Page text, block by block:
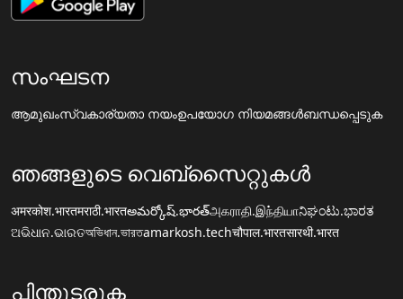
സംഘടന
ആമുഖംസ്വകാര്യതാ നയംഉപയോഗ നിയമങ്ങൾബന്ധപ്പെടുക
ഞങ്ങളുടെ വെബ്സൈറ്റുകൾ
अमरकोश.भारतमराठी.भारतఅమర్కోష్.భారత్அகராதி.இந்தியாನಿಘಂಟು.ಭಾರತ
ଅଭିଧାନ.ଭାରତঅভিধান.ভারতamarkosh.techचौपाल.भारतसारथी.भारत
പിന്തുടരുക